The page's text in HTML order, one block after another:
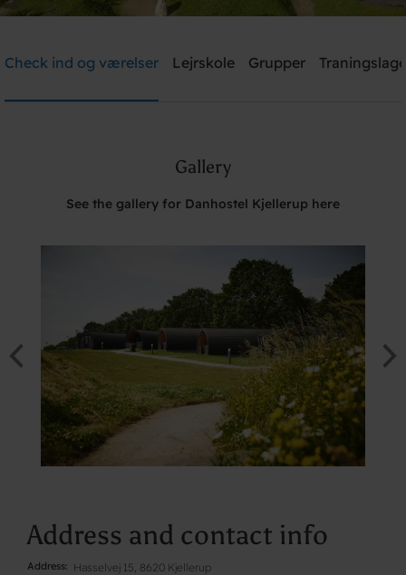
Need help? Ring:+45 8686 9915 - Tast 2
Check ind og værelser Lejrskole Grupper
Gallery
See the gallery for Danhostel Kjellerup here
Address and contact info
Address Hasselvej 15, 8620 Kjellerup